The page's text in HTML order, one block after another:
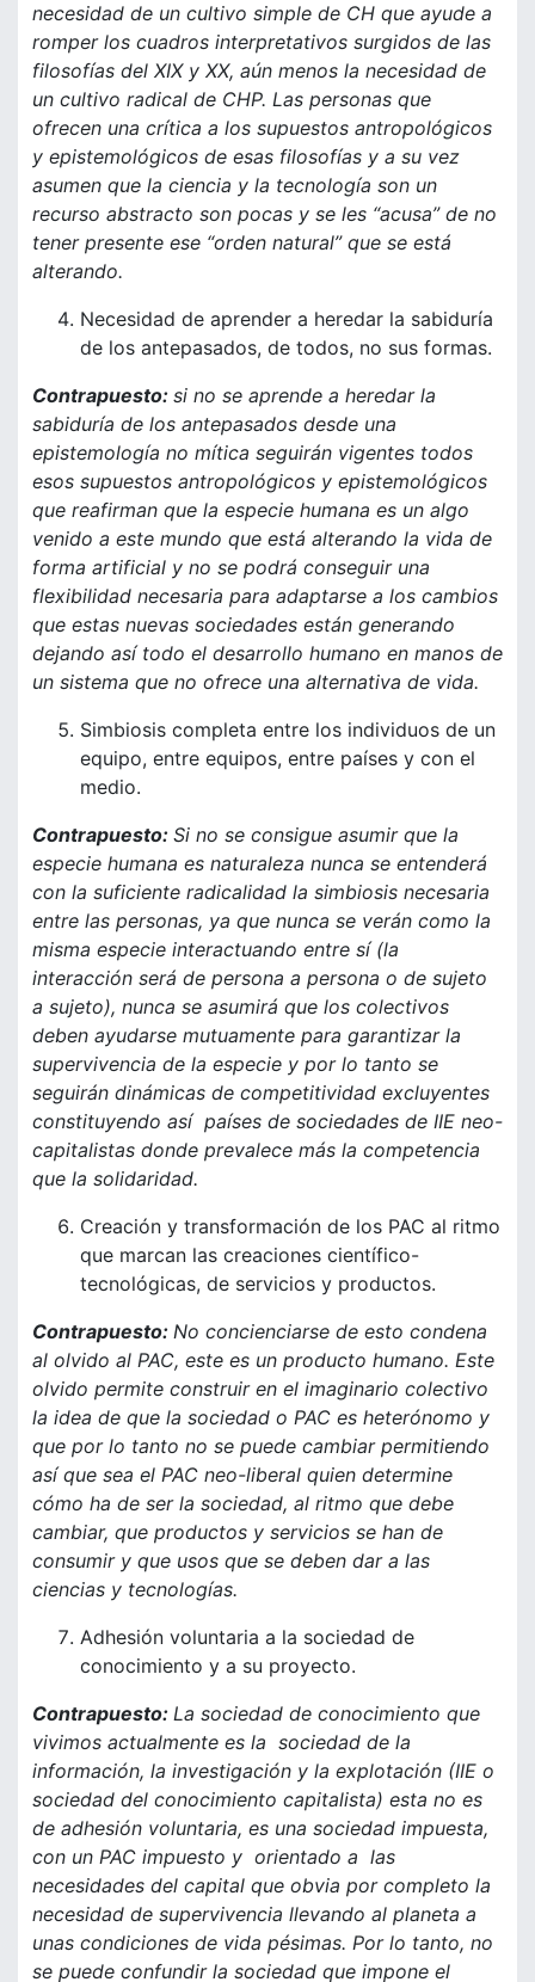
necesidad de un cultivo simple de CH que ayude a
romper los cuadros interpretativos surgidos de las
filosofías del XIX y XX, aún menos la necesidad de
un cultivo radical de CHP. Las personas que
ofrecen una crítica a los supuestos antropológicos
y epistemológicos de esas filosofías y a su vez
asumen que la ciencia y la tecnología son un
recurso abstracto son pocas y se les “acusa” de no
tener presente ese “orden natural” que se está
alterando.
Necesidad de aprender a heredar la sabiduría
de los antepasados, de todos, no sus formas.
Contrapuesto: si no se aprende a heredar la
sabiduría de los antepasados desde una
epistemología no mítica seguirán vigentes todos
esos supuestos antropológicos y epistemológicos
que reafirman que la especie humana es un algo
venido a este mundo que está alterando la vida de
forma artificial y no se podrá conseguir una
flexibilidad necesaria para adaptarse a los cambios
que estas nuevas sociedades están generando
dejando así todo el desarrollo humano en manos de
un sistema que no ofrece una alternativa de vida.
Simbiosis completa entre los individuos de un
equipo, entre equipos, entre países y con el
medio.
Contrapuesto: Si no se consigue asumir que la
especie humana es naturaleza nunca se entenderá
con la suficiente radicalidad la simbiosis necesaria
entre las personas, ya que nunca se verán como la
misma especie interactuando entre sí (la
interacción será de persona a persona o de sujeto
a sujeto), nunca se asumirá que los colectivos
deben ayudarse mutuamente para garantizar la
supervivencia de la especie y por lo tanto se
seguirán dinámicas de competitividad excluyentes
constituyendo así países de sociedades de IIE neo-
capitalistas donde prevalece más la competencia
que la solidaridad.
Creación y transformación de los PAC al ritmo
que marcan las creaciones científico-
tecnológicas, de servicios y productos.
Contrapuesto: No concienciarse de esto condena
al olvido al PAC, este es un producto humano. Este
olvido permite construir en el imaginario colectivo
la idea de que la sociedad o PAC es heterónomo y
que por lo tanto no se puede cambiar permitiendo
así que sea el PAC neo-liberal quien determine
cómo ha de ser la sociedad, al ritmo que debe
cambiar, que productos y servicios se han de
consumir y que usos que se deben dar a las
ciencias y tecnologías.
Adhesión voluntaria a la sociedad de
conocimiento y a su proyecto.
Contrapuesto: La sociedad de conocimiento que
vivimos actualmente es la sociedad de la
información, la investigación y la explotación (IIE o
sociedad del conocimiento capitalista) esta no es
de adhesión voluntaria, es una sociedad impuesta,
con un PAC impuesto y orientado a las
necesidades del capital que obvia por completo la
necesidad de supervivencia llevando al planeta a
unas condiciones de vida pésimas. Por lo tanto, no
se puede confundir la sociedad que impone el